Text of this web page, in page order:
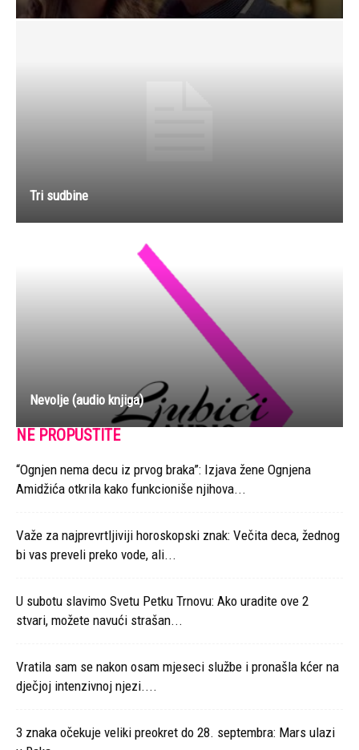
Tri sudbine
Nevolje (audio knjiga)
NE PROPUSTITE
“Ognjen nema decu iz prvog braka”: Izjava žene Ognjena
Amidžića otkrila kako funkcioniše njihova...
Važe za najprevrtljiviji horoskopski znak: Večita deca, žednog
bi vas preveli preko vode, ali...
U subotu slavimo Svetu Petku Trnovu: Ako uradite ove 2
stvari, možete navući strašan...
Vratila sam se nakon osam mjeseci službe i pronašla kćer na
dječjoj intenzivnoj njezi....
3 znaka očekuje veliki preokret do 28. septembra: Mars ulazi